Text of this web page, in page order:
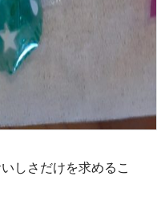
しさだけを求めるこ